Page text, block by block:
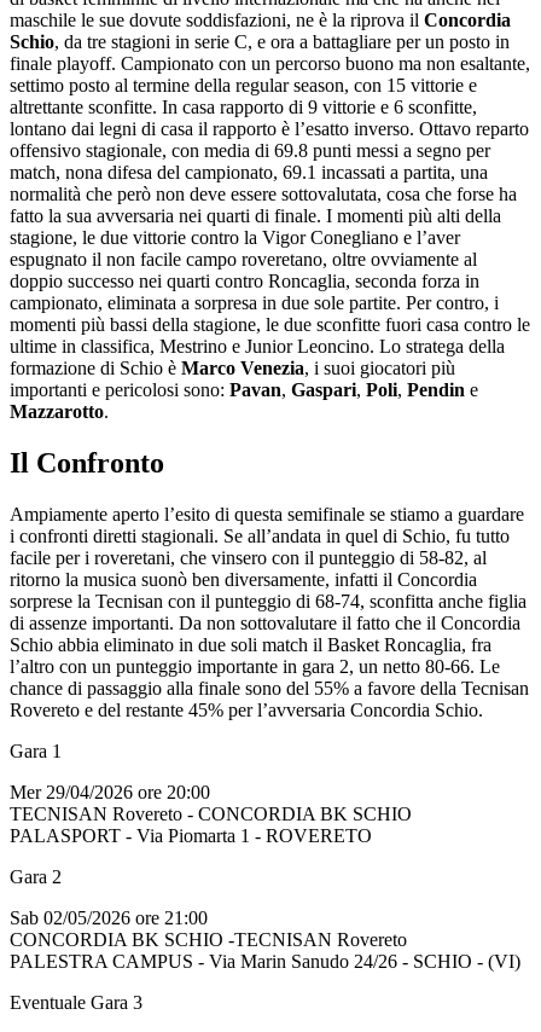
maschile le sue dovute soddisfazioni, ne è la riprova il Concordia
Schio, da tre stagioni in serie C, e ora a battagliare per un posto in
finale playoff. Campionato con un percorso buono ma non esaltante,
settimo posto al termine della regular season, con 15 vittorie e
altrettante sconfitte. In casa rapporto di 9 vittorie e 6 sconfitte,
lontano dai legni di casa il rapporto è l’esatto inverso. Ottavo reparto
offensivo stagionale, con media di 69.8 punti messi a segno per
match, nona difesa del campionato, 69.1 incassati a partita, una
normalità che però non deve essere sottovalutata, cosa che forse ha
fatto la sua avversaria nei quarti di finale. I momenti più alti della
stagione, le due vittorie contro la Vigor Conegliano e l’aver
espugnato il non facile campo roveretano, oltre ovviamente al
doppio successo nei quarti contro Roncaglia, seconda forza in
campionato, eliminata a sorpresa in due sole partite. Per contro, i
momenti più bassi della stagione, le due sconfitte fuori casa contro le
ultime in classifica, Mestrino e Junior Leoncino. Lo stratega della
formazione di Schio è Marco Venezia, i suoi giocatori più
importanti e pericolosi sono: Pavan, Gaspari, Poli, Pendin e
Mazzarotto.
Il Confronto
Ampiamente aperto l’esito di questa semifinale se stiamo a guardare
i confronti diretti stagionali. Se all’andata in quel di Schio, fu tutto
facile per i roveretani, che vinsero con il punteggio di 58-82, al
ritorno la musica suonò ben diversamente, infatti il Concordia
sorprese la Tecnisan con il punteggio di 68-74, sconfitta anche figlia
di assenze importanti. Da non sottovalutare il fatto che il Concordia
Schio abbia eliminato in due soli match il Basket Roncaglia, fra
l’altro con un punteggio importante in gara 2, un netto 80-66. Le
chance di passaggio alla finale sono del 55% a favore della Tecnisan
Rovereto e del restante 45% per l’avversaria Concordia Schio.
Gara 1
Mer 29/04/2026 ore 20:00
TECNISAN Rovereto - CONCORDIA BK SCHIO
PALASPORT - Via Piomarta 1 - ROVERETO
Gara 2
Sab 02/05/2026 ore 21:00
CONCORDIA BK SCHIO -TECNISAN Rovereto
PALESTRA CAMPUS - Via Marin Sanudo 24/26 - SCHIO - (VI)
Eventuale Gara 3